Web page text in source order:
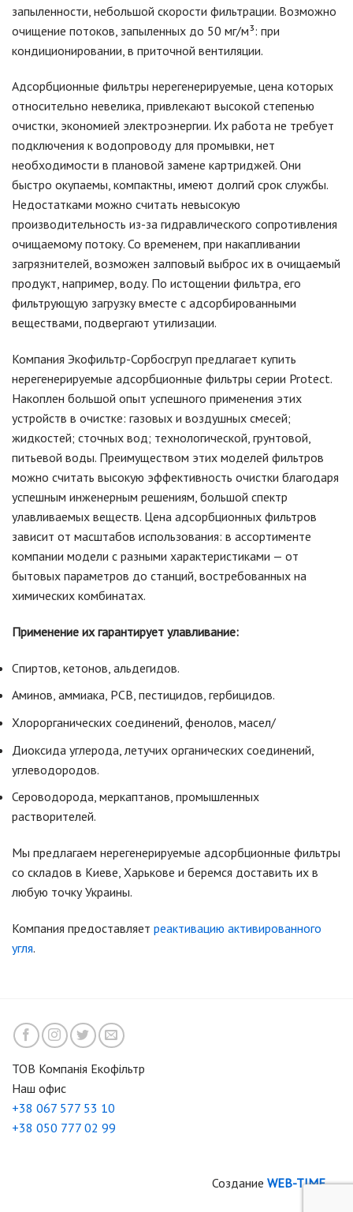
запыленности, небольшой скорости фильтрации. Возможно
очищение потоков, запыленных до 50 мг/м³: при
кондиционировании, в приточной вентиляции.
Адсорбционные фильтры нерегенерируемые, цена которых
относительно невелика, привлекают высокой степенью
очистки, экономией электроэнергии. Их работа не требует
подключения к водопроводу для промывки, нет
необходимости в плановой замене картриджей. Они
быстро окупаемы, компактны, имеют долгий срок службы.
Недостатками можно считать невысокую
производительность из-за гидравлического сопротивления
очищаемому потоку. Со временем, при накапливании
загрязнителей, возможен залповый выброс их в очищаемый
продукт, например, воду. По истощении фильтра, его
фильтрующую загрузку вместе с адсорбированными
веществами, подвергают утилизации.
Компания Экофильтр-Сорбосгруп предлагает купить
нерегенерируемые адсорбционные фильтры серии Protect.
Накоплен большой опыт успешного применения этих
устройств в очистке: газовых и воздушных смесей;
жидкостей; сточных вод; технологической, грунтовой,
питьевой воды. Преимуществом этих моделей фильтров
можно считать высокую эффективность очистки благодаря
успешным инженерным решениям, большой спектр
улавливаемых веществ. Цена адсорбционных фильтров
зависит от масштабов использования: в ассортименте
компании модели с разными характеристиками — от
бытовых параметров до станций, востребованных на
химических комбинатах.
Применение их гарантирует улавливание:
Спиртов, кетонов, альдегидов.
Аминов, аммиака, РСВ, пестицидов, гербицидов.
Хлорорганических соединений, фенолов, масел/
Диоксида углерода, летучих органических соединений,
углеводородов.
Сероводорода, меркаптанов, промышленных
растворителей.
Мы предлагаем нерегенерируемые адсорбционные фильтры
со складов в Киеве, Харькове и беремся доставить их в
любую точку Украины.
Компания предоставляет реактивацию активированного
угля.
ТОВ Компанія Екофільтр
Наш офис
+38 067 577 53 10
+38 050 777 02 99
Создание WEB-TIME